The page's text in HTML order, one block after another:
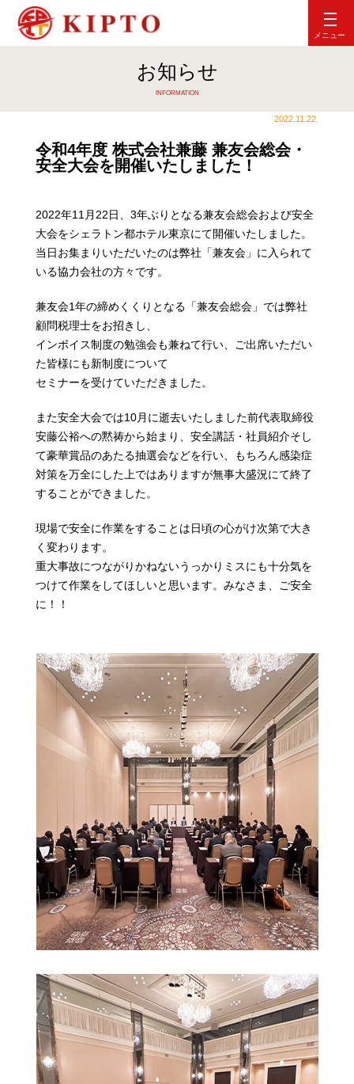
メニュー
お知らせ
INFORMATION
2022.11.22.
令和4年度 株式会社兼藤 兼友会総会・
安全大会を開催いたしました！
2022年11月22日、3年ぶりとなる兼友会総会および安全
大会をシェラトン都ホテル東京にて開催いたしました。
当日お集まりいただいたのは弊社「兼友会」に入られて
いる協力会社の方々です。
兼友会1年の締めくくりとなる「兼友会総会」では弊社
顧問税理士をお招きし、
インボイス制度の勉強会も兼ねて行い、ご出席いただい
た皆様にも新制度について
セミナーを受けていただきました。
また安全大会では10月に逝去いたしました前代表取締役
安藤公裕への黙祷から始まり、安全講話・社員紹介そし
て豪華賞品のあたる抽選会などを行い、もちろん感染症
対策を万全にした上ではありますが無事大盛況にて終了
することができました。
現場で安全に作業をすることは日頃の心がけ次第で大き
く変わります。
重大事故につながりかねないうっかりミスにも十分気を
つけて作業をしてほしいと思います。みなさま、ご安全
に！！